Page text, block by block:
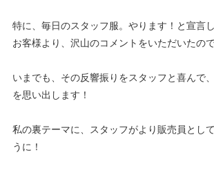
特に、毎日のスタッフ服。やります！と宣言し
お客様より、沢山のコメントをいただいたので
いまでも、その反響振りをスタッフと喜んで
を思い出します！
私の裏テーマに、スタッフがより販売員とし
うに！